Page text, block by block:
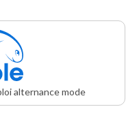
alternance mode